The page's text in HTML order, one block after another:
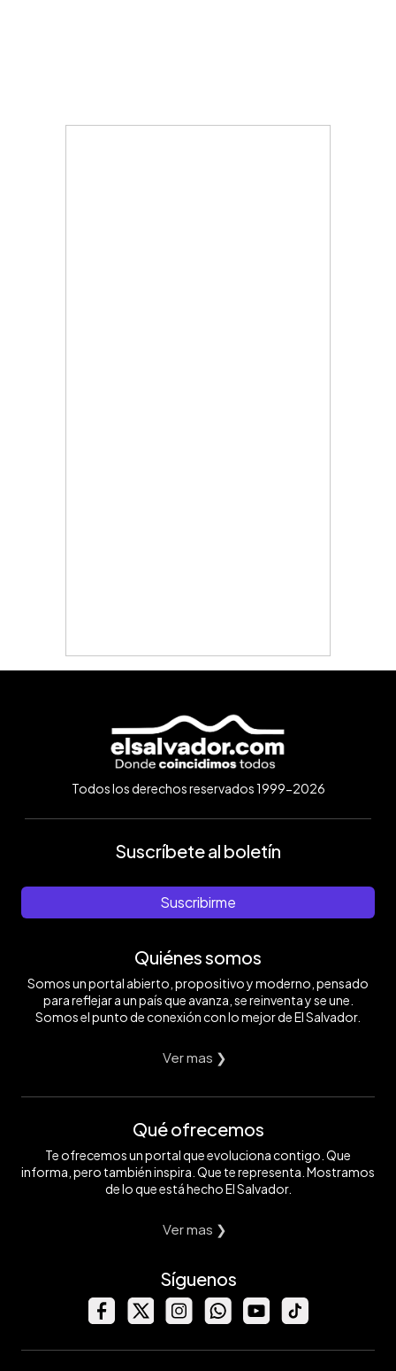
Todos los derechos reservados 1999-2026
Suscríbete al boletín
Suscribirme
Quiénes somos
Somos un portal abierto, propositivo y moderno, pensado
para reflejar a un país que avanza, se reinventa y se une.
Somos el punto de conexión con lo mejor de El Salvador.
Ver mas ❯
Qué ofrecemos
Te ofrecemos un portal que evoluciona contigo. Que
informa, pero también inspira. Que te representa. Mostramos
de lo que está hecho El Salvador.
Ver mas ❯
Síguenos